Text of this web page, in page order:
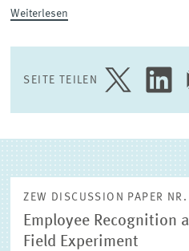
(EXTERNE)
Weiterlesen
SEITE TEILEN
SEITE
TWITTER
SEITE
LINKEDIN
ZEW DISCUSSION PAPER
Employee Recognition
Field Experiment